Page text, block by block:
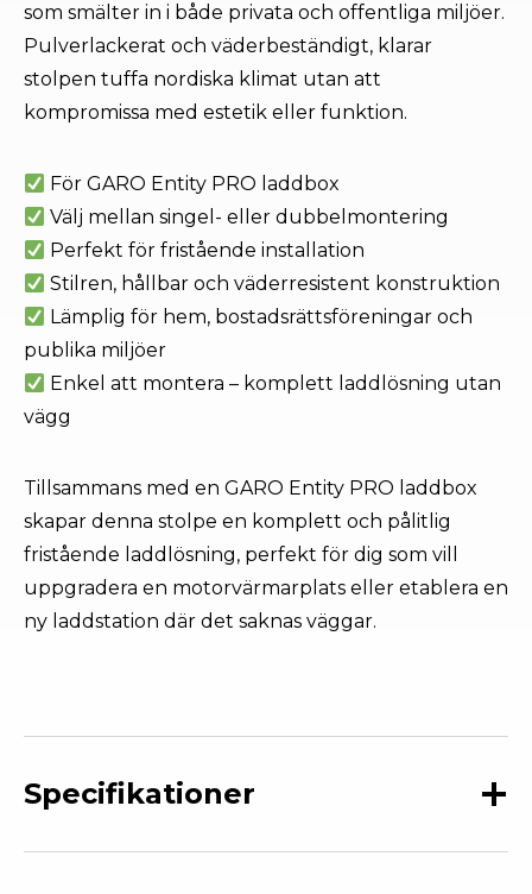
som smälter in i både privata och offentliga miljöer.
Pulverlackerat och väderbeständigt, klarar
stolpen tuffa nordiska klimat utan att
kompromissa med estetik eller funktion.
För GARO Entity PRO laddbox
Välj mellan singel- eller dubbelmontering
Perfekt för fristående installation
Stilren, hållbar och väderresistent konstruktion
Lämplig för hem, bostadsrättsföreningar och
publika miljöer
Enkel att montera – komplett laddlösning utan
vägg
Tillsammans med en GARO Entity PRO laddbox
skapar denna stolpe en komplett och pålitlig
fristående laddlösning, perfekt för dig som vill
uppgradera en motorvärmarplats eller etablera en
ny laddstation där det saknas väggar.
Specifikationer